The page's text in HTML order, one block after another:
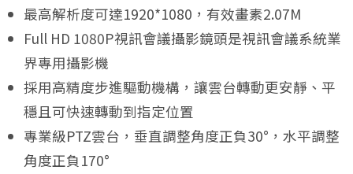
最高解析度可達1920*1080，有效畫素2.07M
Full HD 1080P視訊會議攝影鏡頭是視訊會議系統業
界專用攝影機
採用高精度步進驅動機構，讓雲台轉動更安靜、平
穩且可快速轉動到指定位置
專業級PTZ雲台，垂直調整角度正負30°，水平調整
角度正負170°